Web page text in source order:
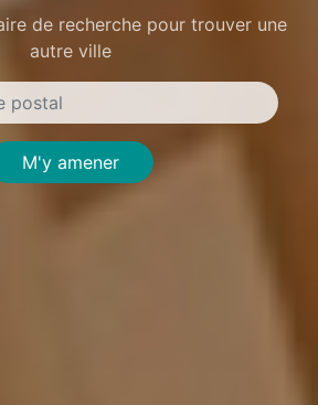
de recherche pour trouver une
autre ville
M'y amener